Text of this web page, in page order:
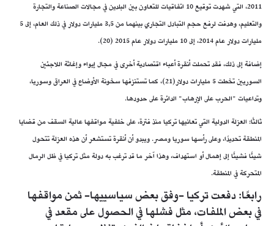
2011، التي شهدت توقيع 10 اتفاقيات للتعاون بين البلدين في مجالات الصناعة والتجارة
والتعليم، وهدفت لرفع حجم التبادل التجاري بينهما من 3,5 مليارات دولار في ذلك العام، إلى 5
مليارات دولار عام 2014، إلى 10 مليارات دولار عام 2015 (20).
إضافة إلى ذلك، فقد تحملت أنقرة أعباء اقتصادية أخرى في مجال إيواء وإغاثة اللاجئين
السوريين تخطت 5 مليارات دولار(21)، كما تستنزفها سخونة الأوضاع في العراق وسوريا،
وتداعيات "الحرب على الإرهاب" الدائرة على حدودها.
ثالثًا: العزلة الدولية التي تعانيها تركيا منذ فترة، على خلفية مواقفها عالية السقف من قضايا
المنطقة تحديدًا، وعلى رأسها سوريا ومصر. ويبدو أن أنقرة تستشعر أن هذه العزلة تتحول
شيئًا فشيئًا إلى إهمال أو استهداف، وهذا آخر ما قد ترغب به دولة مثل تركيا في ظل الرمال
المتحركة في المنطقة.
رابعًا: دفعت تركيا -وفق بعض سياسييها- ثمن مواقفها
في بعض الملفات، مثل فشلها في الحصول على مقعد في